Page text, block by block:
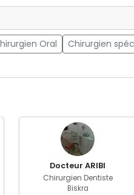
Oral Chirurgien
Docteur ARIBI
Chirurgien Dentiste
Biskra